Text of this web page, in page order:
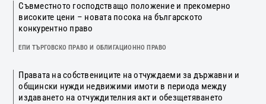
Съвместното господстващо положение и прекомерно
високите цени – новата посока на българското
конкурентно право
ЕПИ ТЪРГОВСКО ПРАВО И ОБЛИГАЦИОННО ПРАВО
Правата на собствениците на отчуждаеми за държавни и
общински нужди недвижими имоти в периода между
издаването на отчуждителния акт и обезщетяването